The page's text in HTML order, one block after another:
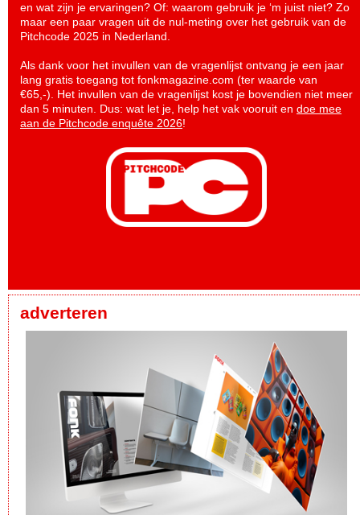
en wat zijn je ervaringen? Of: waarom gebruik je ‘m juist niet? Zo
maar een paar vragen uit de nul-meting over het gebruik van de
Pitchcode 2025 in Nederland.
Als dank voor het invullen van de vragenlijst ontvang je een jaar
lang gratis toegang tot fonkmagazine.com (ter waarde van
€65,-). Het invullen van de vragenlijst kost je bovendien niet meer
dan 5 minuten. Dus: wat let je, help het vak vooruit en doe mee
aan de Pitchcode enquête 2026!
adverteren